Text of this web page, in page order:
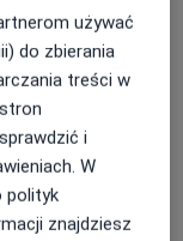
Zmagają się z
stresem
problemy z
używać
do zbierania
treści w
i
W
polityk
znajdziesz